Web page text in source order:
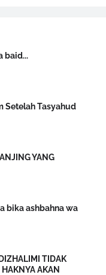
baid...
Setelah Tasyahud
YANG
bika ashbahna wa
TIDAK
AKAN